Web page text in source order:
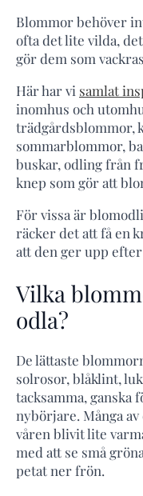
Blommor behöver
ofta det lite vilda,
gör dem som
Här har vi samlat
inomhus och
trädgårdsblommor,
sommarblommor,
buskar, odling från
knep som gör att
För vissa är
räcker det att få en
att den ger upp efter
Vilka
odla?
De lättaste
solrosor, blåklint,
tacksamma, ganska
nybörjare. Många
våren blivit lite
med att se små
petat ner frön.